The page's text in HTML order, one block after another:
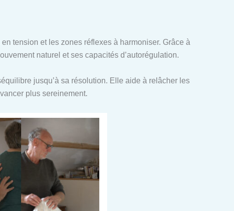
tension et les zones réflexes à harmoniser. Grâce à
naturel et ses capacités d’autorégulation.
jusqu’à sa résolution. Elle aide à relâcher les
plus sereinement.